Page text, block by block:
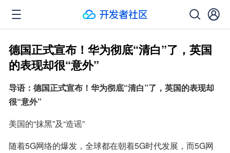
德国正式宣布！华为彻底“清白”了，英国
的表现却很“意外”
导语：德国正式宣布！华为彻底“清白”了，英国的表现却
很“意外”
美国的“抹黑”及“造谣”
随着5G网络的爆发，全球都在朝着5G时代发展，而5G网